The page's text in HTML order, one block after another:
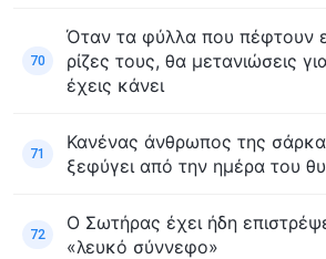
70
Όταν τα φύλλα που πέφτουν
ρίζες τους, θα μετανιώσεις
έχεις κάνει
71
Κανένας άνθρωπος της
ξεφύγει από την ημέρα του
72
Ο Σωτήρας έχει ήδη
«λευκό σύννεφο»